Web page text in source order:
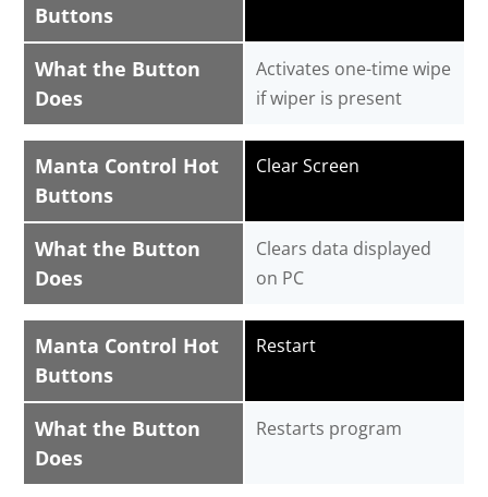
Buttons
What the Button
Does
Activates one-time wipe
if wiper is present
Manta Control Hot
Buttons
What the Button
Does
Clear Screen
Clears data displayed
on PC
Manta Control Hot
Buttons
What the Button
Does
Restart
Restarts program